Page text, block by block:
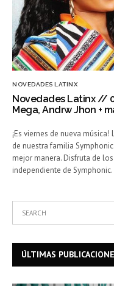
NOVEDADES LATINX
Novedades Latinx //
Mega, Andrw Jhon +
¡Es viernes de nueva
de nuestra familia
mejor manera. Disfruta de
independiente de
ÚLTIMAS